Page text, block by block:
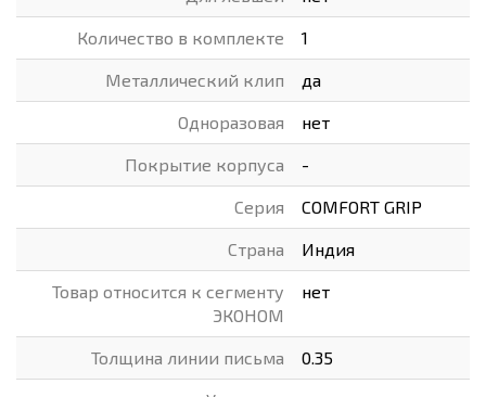
Количество в комплекте 1
Металлический клип да
Одноразовая нет
Покрытие корпуса -
Серия COMFORT GRIP
Страна Индия
Товар относится к сегменту
ЭКОНОМ
нет
Толщина линии письма 0.35